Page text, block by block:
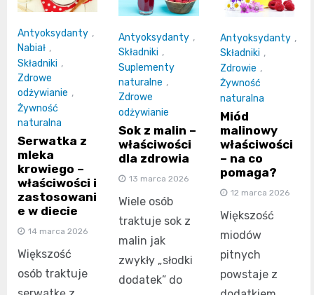
Antyoksydanty ,
Nabiał ,
Składniki ,
Zdrowe
odżywianie ,
Żywność
naturalna
Serwatka z
mleka
krowiego –
właściwości i
zastosowani
e w diecie
14 marca 2026
Większość
osób traktuje
Antyoksydanty ,
Składniki ,
Suplementy
naturalne ,
Zdrowe
odżywianie
Sok z malin –
właściwości
dla zdrowia
13 marca 2026
Wiele osób
traktuje sok z
malin jak
zwykły „słodki
dodatek” do
Antyoksydanty ,
Składniki ,
Zdrowie ,
Żywność
naturalna
Miód
malinowy
właściwości
– na co
pomaga?
12 marca 2026
Większość
miodów
pitnych
powstaje z